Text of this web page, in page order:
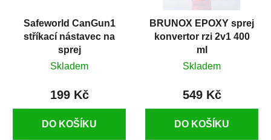
Safeworld CanGun1
stříkací nástavec na
sprej
Skladem
199 Kč
DO KOŠÍKU
BRUNOX EPOXY sprej
konvertor rzi 2v1 400
ml
Skladem
549 Kč
DO KOŠÍKU